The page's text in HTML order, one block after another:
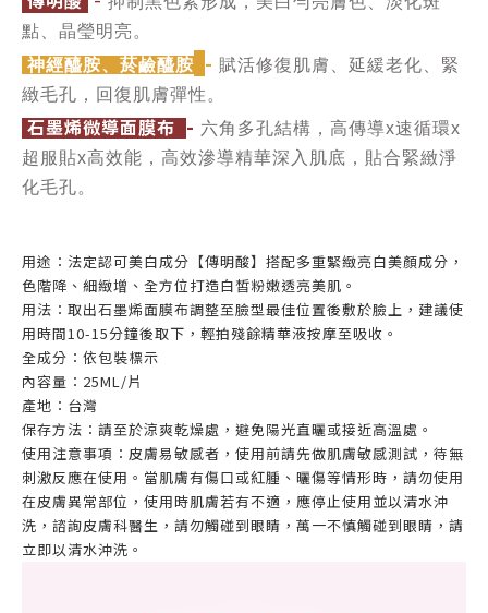
點、晶瑩明亮。
神經醯胺、菸鹼醯胺 - 賦活修復肌膚、延緩老化、緊
緻毛孔，回復肌膚彈性。
石墨烯微導面膜布 - 六角多孔結構，高傳導x速循環x
超服貼x高效能，高效滲導精華深入肌底，貼合緊緻淨
化毛孔。
用途：法定認可美白成分【傳明酸】搭配多重緊緻亮白美顏成分，
色階降、細緻增、全方位打造白皙粉嫩透亮美肌。
用法：取出石墨烯面膜布調整至臉型最佳位置後敷於臉上，建議使
用時間10-15分鐘後取下，輕拍殘餘精華液按摩至吸收。
全成分：依包裝標示
內容量：25ML/片
產地：台灣
保存方法：請至於涼爽乾燥處，避免陽光直曬或接近高溫處。
使用注意事項：皮膚易敏感者，使用前請先做肌膚敏感測試，待無
刺激反應在使用。當肌膚有傷口或紅腫、曬傷等情形時，請勿使用
在皮膚異常部位，使用時肌膚若有不適，應停止使用並以清水沖
洗，諮詢皮膚科醫生，請勿觸碰到眼睛，萬一不慎觸碰到眼睛，請
立即以清水沖洗。